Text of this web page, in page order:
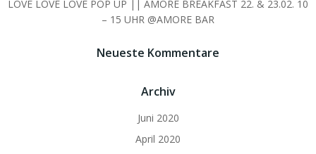
LOVE LOVE LOVE POP UP || AMORE BREAKFAST 22. & 23.02. 10
– 15 UHR @AMORE BAR
Neueste Kommentare
Archiv
Juni 2020
April 2020